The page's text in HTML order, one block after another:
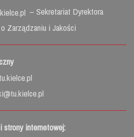
– Sekretariat Dyrektora
Zarządzaniu i Jakości
strony internetowej: